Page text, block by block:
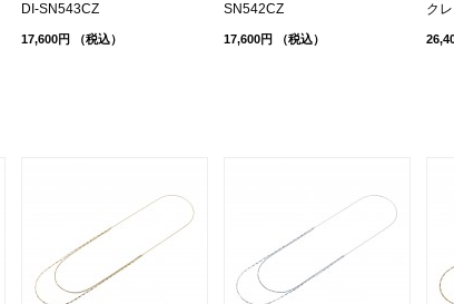
DI-SN543CZ
17,600円 （税込）
SN542CZ
17,600円 （税込）
ク